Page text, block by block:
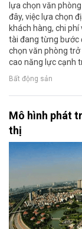
lựa chọn văn
đây, việc lựa chọn
khách hàng, chi
tài đang từng bước
chọn văn phòng
cao năng lực cạnh
Bất động sản
Mô hình phát
thị